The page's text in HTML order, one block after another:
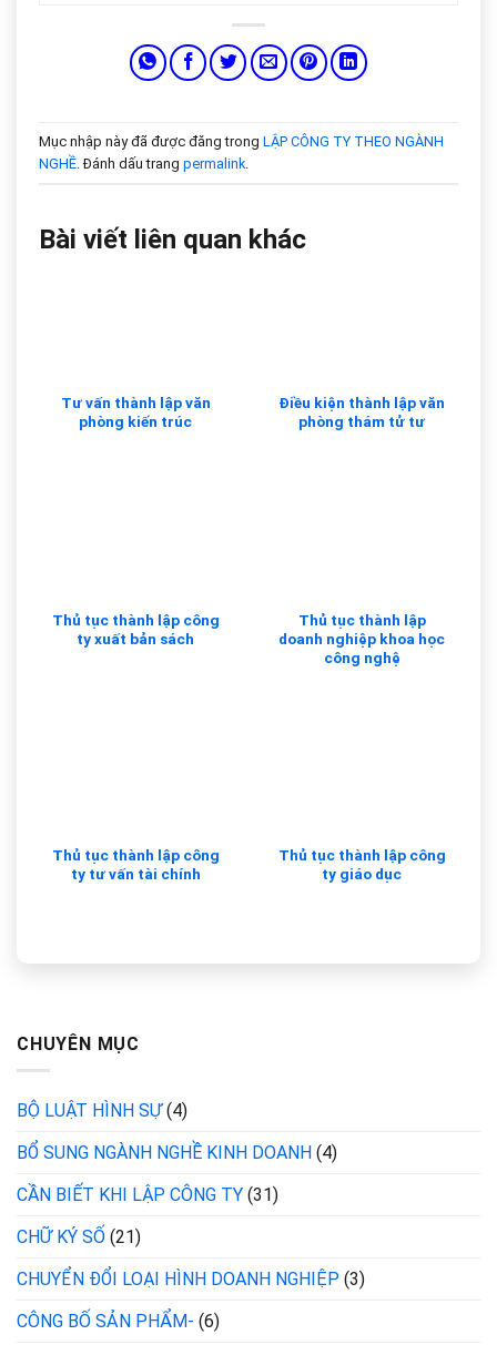
Mục nhập này đã được đăng trong LẬP CÔNG TY THEO NGÀNH
NGHỀ . Đánh dấu trang permalink
Bài viết liên quan khác
Tư vấn thành lập văn
phòng kiến trúc
Điều kiện thành lập văn
phòng thám tử tư
Thủ tục thành lập công
ty xuất bản sách
Thủ tục thành lập
doanh nghiệp khoa học
công nghệ
Thủ tục thành lập công
ty tư vấn tài chính
Thủ tục thành lập công
ty giáo dục
CHUYÊN MỤC
BỘ LUẬT HÌNH SỰ(4)
BỔ SUNG NGÀNH NGHỀ KINH DOANH (4)
CẦN BIẾT KHI LẬP CÔNG TY (31)
CHỮ KÝ SỐ (21)
CHUYỂN ĐỔI LOẠI HÌNH DOANH NGHIỆP (3)
CÔNG BỐ SẢN PHẨM- (6)